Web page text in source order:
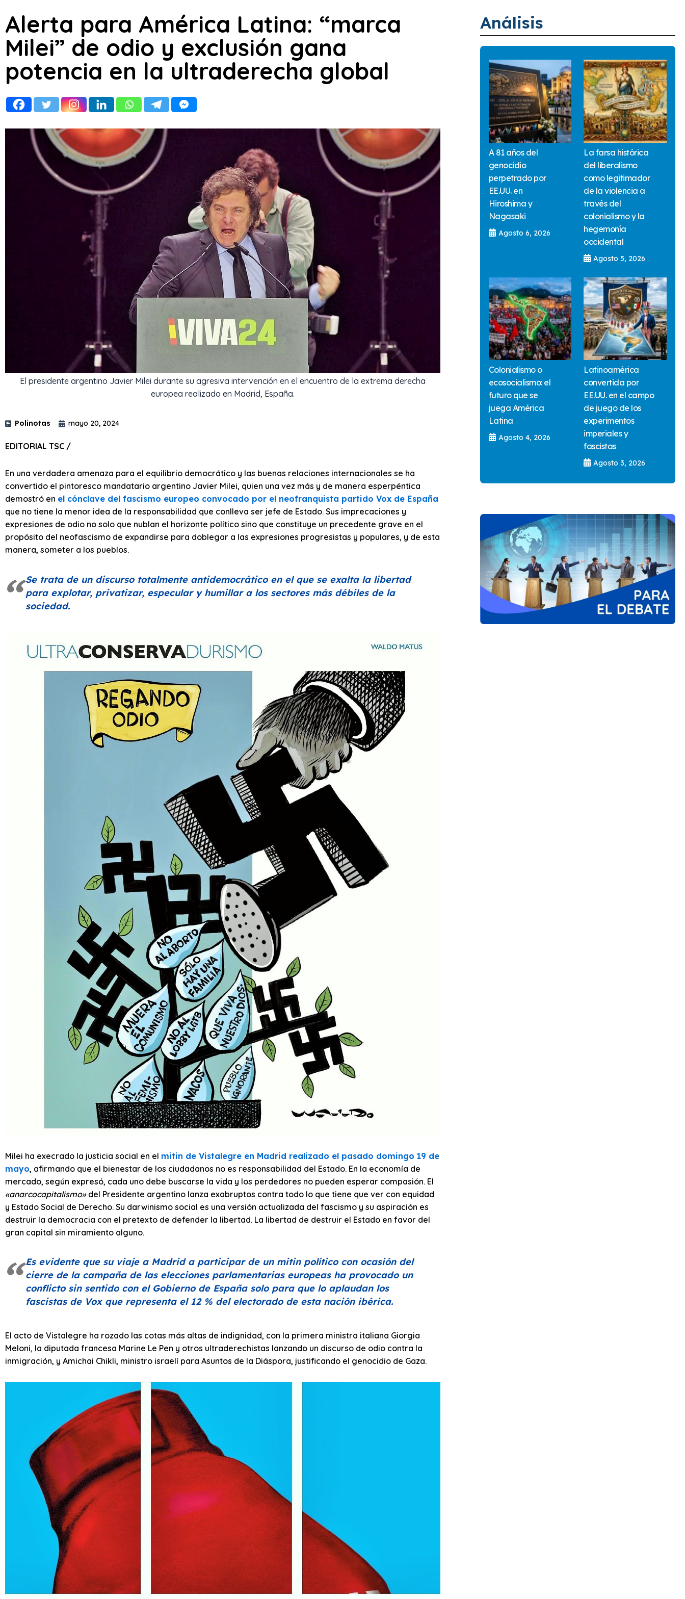
Alerta para América Latina: “marca
Milei” de odio y exclusión gana
potencia en la ultraderecha global
El presidente argentino Javier Milei durante su agresiva intervención en el encuentro de la extrema derecha
europea realizado en Madrid, España.
Polinotas mayo 20, 2024
EDITORIAL TSC /
En una verdadera amenaza para el equilibrio democrático y las buenas relaciones internacionales se ha
convertido el pintoresco mandatario argentino Javier Milei, quien una vez más y de manera esperpéntica
demostró en el cónclave del fascismo europeo convocado por el neofranquista partido Vox de España
que no tiene la menor idea de la responsabilidad que conlleva ser jefe de Estado. Sus imprecaciones y
expresiones de odio no solo que nublan el horizonte político sino que constituye un precedente grave en el
propósito del neofascismo de expandirse para doblegar a las expresiones progresistas y populares, y de esta
manera, someter a los pueblos.
Se trata de un discurso totalmente antidemocrático en el que se exalta la libertad
para explotar, privatizar, especular y humillar a los sectores más débiles de la
sociedad.
Milei ha execrado la justicia social en el mitin de Vistalegre en Madrid realizado el pasado domingo 19 de
mayo, afirmando que el bienestar de los ciudadanos no es responsabilidad del Estado. En la economía de
mercado, según expresó, cada uno debe buscarse la vida y los perdedores no pueden esperar compasión. El
«anarcocapitalismo» del Presidente argentino lanza exabruptos contra todo lo que tiene que ver con equidad
y Estado Social de Derecho. Su darwinismo social es una versión actualizada del fascismo y su aspiración es
destruir la democracia con el pretexto de defender la libertad. La libertad de destruir el Estado en favor del
gran capital sin miramiento alguno.
Es evidente que su viaje a Madrid a participar de un mitin político con ocasión del
cierre de la campaña de las elecciones parlamentarias europeas ha provocado un
conflicto sin sentido con el Gobierno de España solo para que lo aplaudan los
fascistas de Vox que representa el 12 % del electorado de esta nación ibérica.
El acto de Vistalegre ha rozado las cotas más altas de indignidad, con la primera ministra italiana Giorgia
Meloni, la diputada francesa Marine Le Pen y otros ultraderechistas lanzando un discurso de odio contra la
inmigración, y Amichai Chikli, ministro israelí para Asuntos de la Diáspora, justificando el genocidio de Gaza.
Análisis
A 81 años del
genocidio
perpetrado por
EE.UU. en
Hiroshima y
Nagasaki
Agosto 6, 2026
La farsa histórica
del liberalismo
como legitimador
de la violencia a
través del
colonialismo y la
hegemonía
occidental
Agosto 5, 2026
Colonialismo o
ecosocialismo: el
futuro que se
juega América
Latina
Agosto 4, 2026
Latinoamérica
convertida por
EE.UU. en el campo
de juego de los
experimentos
imperiales y
fascistas
Agosto 3, 2026